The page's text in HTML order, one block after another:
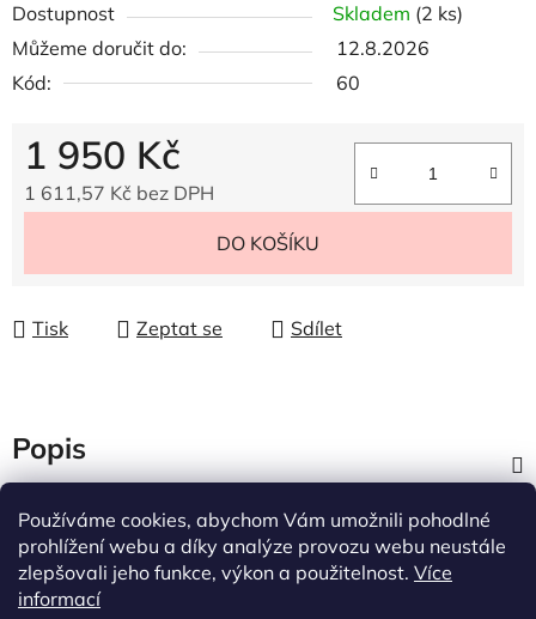
Používáme cookies, abychom Vám umožnili pohodlné
prohlížení webu a díky analýze provozu webu neustále
zlepšovali jeho funkce, výkon a použitelnost. Více
informací
Dostupnost Skladem (2 ks)
Můžeme doručit do:
12.8.2026
Kód:
60
1 950 Kč
1 611,57 Kč bez DPH
DO KOŠÍKU
Tisk Zeptat se Sdílet
Popis
Diskuze